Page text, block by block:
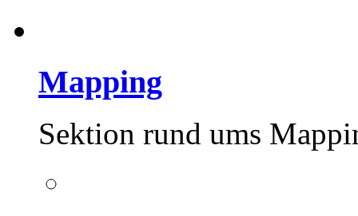
Mapping
Sektion rund ums